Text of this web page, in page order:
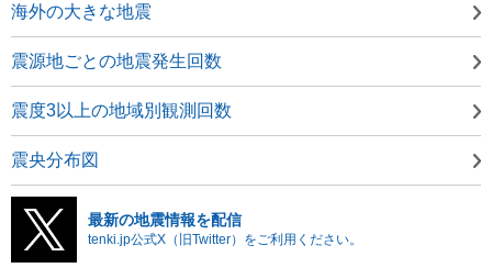
海外の大きな地震
震源地ごとの地震発生回数
震度3以上の地域別観測回数
震央分布図
最新の地震情報を配信
tenki.jp公式X（旧Twitter）をご利用ください。